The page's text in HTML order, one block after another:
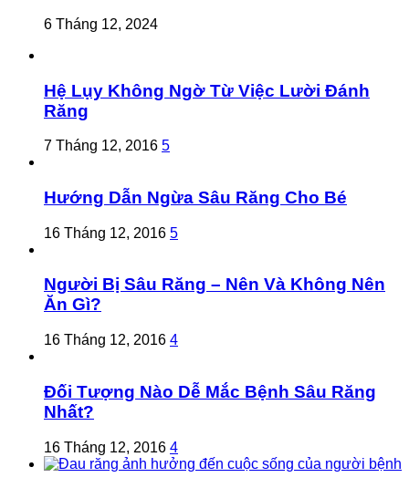
6 Tháng 12, 2024
Hệ Lụy Không Ngờ Từ Việc Lười Đánh
Răng
7 Tháng 12, 2016 5
Hướng Dẫn Ngừa Sâu Răng Cho Bé
16 Tháng 12, 2016 5
Người Bị Sâu Răng – Nên Và Không Nên
Ăn Gì?
16 Tháng 12, 2016 4
Đối Tượng Nào Dễ Mắc Bệnh Sâu Răng
Nhất?
16 Tháng 12, 2016 4